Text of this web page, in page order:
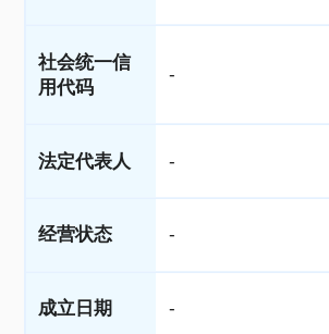
社会统一信
用代码
-
法定代表人 -
经营状态 -
成立日期 -